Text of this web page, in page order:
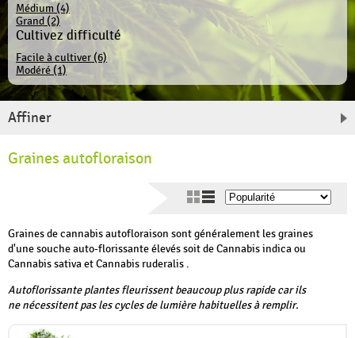
Médium (4)
Grand (2)
Cultivez difficulté
Facile à cultiver (6)
Modéré (1)
Affiner
Graines autofloraison
Graines de cannabis autofloraison sont généralement les graines
d'une souche auto-florissante élevés soit de Cannabis indica ou
Cannabis sativa et Cannabis ruderalis .
Autoflorissante plantes fleurissent beaucoup plus rapide car ils
ne nécessitent pas les cycles de lumière habituelles à remplir.